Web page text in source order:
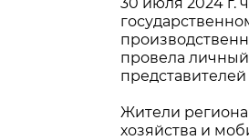
провела
Жители
хозяйства и